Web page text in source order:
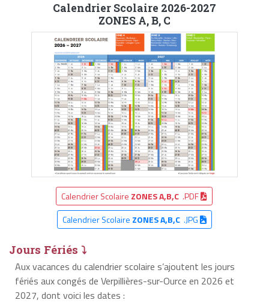
Calendrier Scolaire 2026-2027
ZONES A, B, C
Calendrier Scolaire ZONES A,B,C .PDF
Calendrier Scolaire ZONES A,B,C.JPG
Jours Fériés ⤵
Aux vacances du calendrier scolaire s’ajoutent les jours
fériés aux congés de Verpillières-sur-Ource en 2026 et
2027, dont voici les dates :